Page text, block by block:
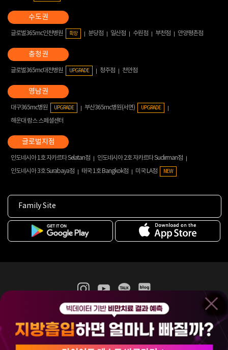
글로벌365mc인천병원 확장 분당점 일산점 수원점 부천점 안양평촌점
글로벌365mc대전병원 UPGRADE 청주점 천안점
대구365mc병원 UPGRADE 부산365mc병원(서면) UPGRADE
해운대 람스 스페셜센터
인도네시아 1호 자카르타 Selatan점
인도네시아 2호 자카르타 Sudirman점
인도네시아 3호 Surabaya점
태국 1호 Bangkok점 미국 LA점 NEW
Family Site
365mc 병·의원 이용약관
홈페이지 이용약관
비급여진료수가
(주)365mcㅣ서울특별시 서초구 서초대로52길 7, 3~4층(서초동, 제일빌딩)